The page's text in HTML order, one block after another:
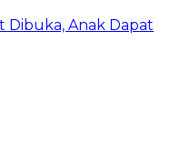
Dibuka, Anak Dapat